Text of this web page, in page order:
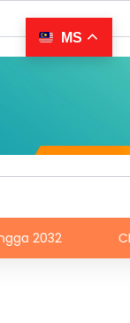
CDC Afrika pilih
MS